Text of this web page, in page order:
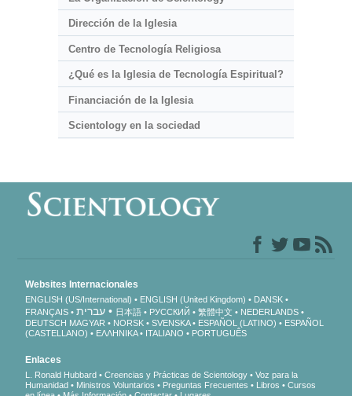
Dirección de la Iglesia
Centro de Tecnología Religiosa
¿Qué es la Iglesia de Tecnología Espiritual?
Financiación de la Iglesia
Scientology en la sociedad
Websites Internacionales
ENGLISH (US/International) ENGLISH (United Kingdom)
DANSK
FRANÇAIS
עברית 日本語 РУССКИЙ 繁體中文
NEDERLANDS
DEUTSCH MAGYAR NORSK SVENSKA ESPAÑOL (LATINO)
ESPAÑOL
(CASTELLANO)
ΕΛΛΗΝΙΚA ITALIANO PORTUGUÊS
Enlaces
L. Ronald Hubbard Creencias y Prácticas de Scientology
Voz para la
Humanidad
Ministros Voluntarios Preguntas Frecuentes Libros
Cursos